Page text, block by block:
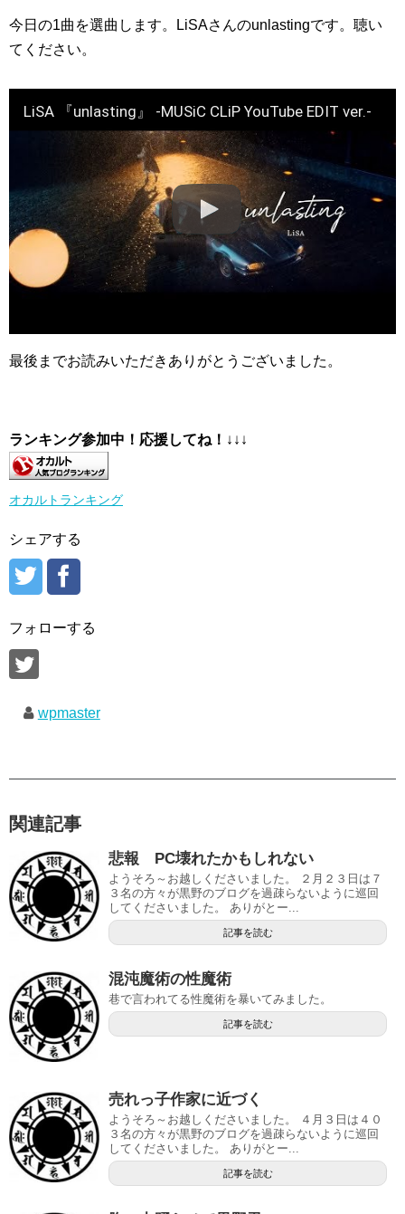
今日の1曲を選曲します。LiSAさんのunlastingです。聴い
てください。
LiSA 『unlasting』 -MUSiC CLiP YouTube EDIT ver.-
最後までお読みいただきありがとうございました。
ランキング参加中！応援してね！ ↓↓↓
オカルトランキング
シェアする
フォローする
wpmaster
関連記事
悲報 PC壊れたかもしれない
ようそろ～お越しくださいました。 ２月２３日は７
３名の方々が黒野のブログを過疎らないように巡回
してくださいました。 ありがとー...
記事を読む
混沌魔術の性魔術
巷で言われてる性魔術を暴いてみました。
記事を読む
売れっ子作家に近づく
ようそろ～お越しくださいました。 ４月３日は４０
３名の方々が黒野のブログを過疎らないように巡回
してくださいました。 ありがとー...
記事を読む